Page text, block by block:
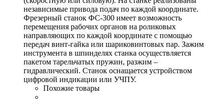
независимые привода подач по каждой координате.
Фрезерный станок ФС-300 имеет возможность
перемещения рабочих органов на роликовых
направляющих по каждой координате с помощью
передач винт-гайка или шариковинтовых пар. Зажим
инструмента в шпинделях станка осуществляется
пакетом тарельчатых пружин, разжим –
гидравлический. Станок оснащается устройством
цифровой индикации или УЧПУ.
Похожие товары